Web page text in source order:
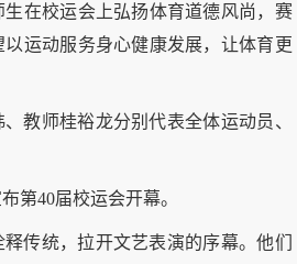
在校运会上弘扬体育道德风尚，赛
运动服务身心健康发展，让体育更
教师桂裕龙分别代表全体运动员、
第40届校运会开幕。
传统，拉开文艺表演的序幕。他们